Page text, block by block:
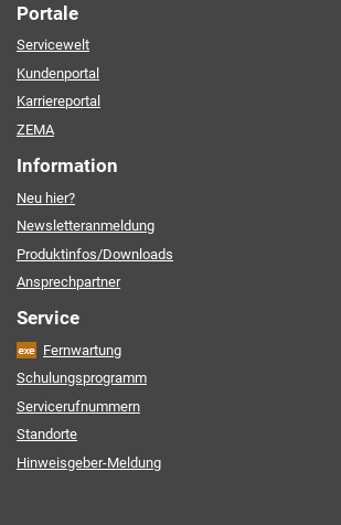
Portale
Servicewelt
Kundenportal
Karriereportal
ZEMA
Information
Neu hier?
Newsletteranmeldung
Produktinfos/Downloads
Ansprechpartner
Service
Fernwartung
Schulungsprogramm
Servicerufnummern
Standorte
Hinweisgeber-Meldung